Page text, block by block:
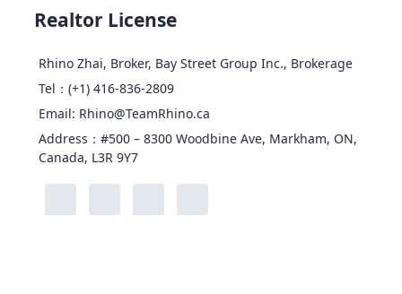
Realtor License
Rhino Zhai, Broker, Bay Street Group Inc., Brokerage
Tel：(+1) 416-836-2809
Email: Rhino@TeamRhino.ca
Address：#500 – 8300 Woodbine Ave, Markham, ON,
Canada, L3R 9Y7